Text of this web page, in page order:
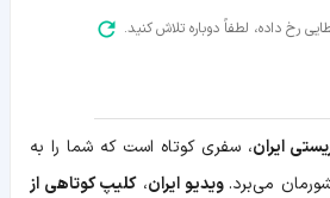
رخ داده، لطفاً دوباره تلاش کنید.
ایران، سفری کوتاه است که شما را به‌
می‌برد. ویدیو ایران،کلیپ کوتاهی از